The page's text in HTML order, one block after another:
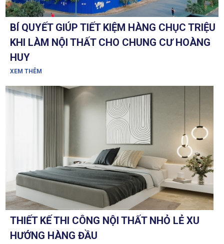
BÍ QUYẾT GIÚP TIẾT KIỆM HÀNG CHỤC TRIỆU
KHI LÀM NỘI THẤT CHO CHUNG CƯ HOÀNG
HUY
XEM THÊM
THIẾT KẾ THI CÔNG NỘI THẤT NHỎ LẺ XU
HƯỚNG HÀNG ĐẦU